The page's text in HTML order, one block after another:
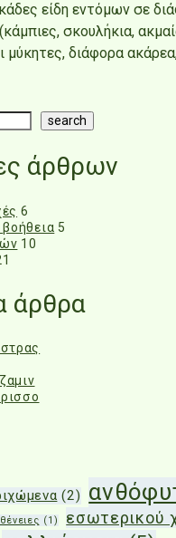
είδη εντόμων σε
σκουλήκια,
μύκητες, διάφορα
search
άρθρων
6
βοήθεια 5
10
άρθρα
(2)
(1) εσωτερικού